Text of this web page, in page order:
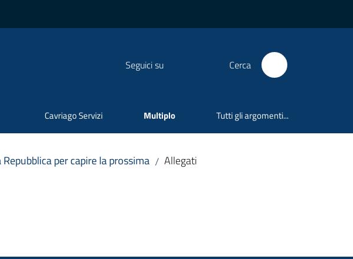
Seguici su Cerca
Cavriago Servizi Multiplo Tutti gli argomenti...
per capire la prossima / Allegati